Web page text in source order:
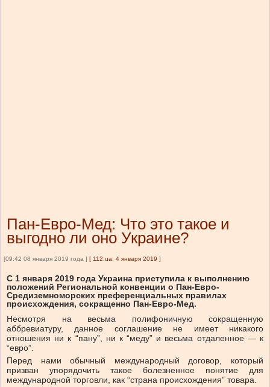
Пан-Евро-Мед: Что это такое и
выгодно ли оно Украине?
[09:42 08 января 2019 года ] [ 112.ua, 4 января 2019 ]
С 1 января 2019 года Украина приступила к выполнению
положений Региональной конвенции о Пан-Евро-
Средиземноморских преференциальных правилах
происхождения, сокращенно Пан-Евро-Мед.
Несмотря на весьма полифоничную сокращенную
аббревиатуру, данное соглашение не имеет никакого
отношения ни к “пану”, ни к “меду” и весьма отдаленное — к
“евро”.
Перед нами обычный международный договор, который
призван упорядочить такое болезненное понятие для
международной торговли, как “страна происхождения” товара.